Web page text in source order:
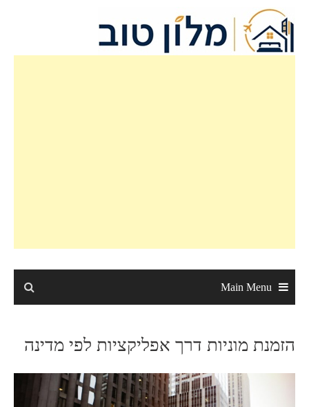
content
Main Menu
הזמנת מוניות דרך אפליקציות לפי מדינה